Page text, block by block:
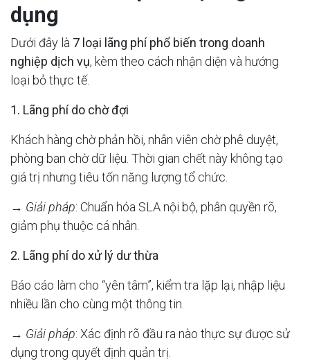
dụng
Dưới đây là 7 loại lãng phí phổ biến trong doanh
nghiệp dịch vụ, kèm theo cách nhận diện và hướng
loại bỏ thực tế.
1. Lãng phí do chờ đợi
Khách hàng chờ phản hồi, nhân viên chờ phê duyệt,
phòng ban chờ dữ liệu. Thời gian chết này không tạo
giá trị nhưng tiêu tốn năng lượng tổ chức.
→ Giải pháp: Chuẩn hóa SLA nội bộ, phân quyền rõ,
giảm phụ thuộc cá nhân.
2. Lãng phí do xử lý dư thừa
Báo cáo làm cho “yên tâm”, kiểm tra lặp lại, nhập liệu
nhiều lần cho cùng một thông tin.
→ Giải pháp: Xác định rõ đầu ra nào thực sự được sử
dụng trong quyết định quản trị.